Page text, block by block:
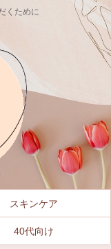
くために
スキンケア
40代向け